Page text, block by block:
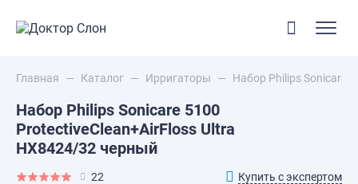
Главная — Каталог — Ирригаторы — Набор Philips Sonicare
Набор Philips Sonicare 5100
ProtectiveClean+AirFloss Ultra
HX8424/32 черный
22 Купить с экспертом